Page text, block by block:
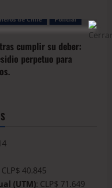
de Chile Policial
cumplir su deber:
perpetuo para
CLP$ 40.845
(UTM): CLP$ 71.649